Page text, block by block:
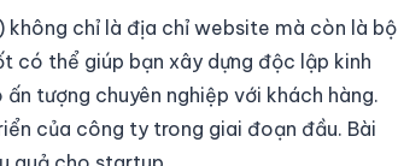
chỉ là địa chỉ website mà còn là bộ
có thể giúp bạn xây dựng độc lập kinh
tượng chuyên nghiệp với khách hàng.
của công ty trong giai đoạn đầu. Bài